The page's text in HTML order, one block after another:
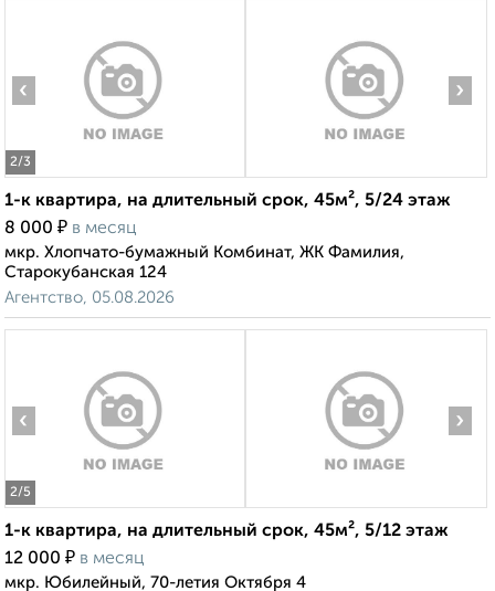
2/3
‹ ›
1-к квартира, на длительный срок, 45м², 5/24 этаж
8 000 ₽ в месяц
мкр. Хлопчато-бумажный Комбинат, ЖК Фамилия,
Старокубанская 124
Агентство, 05.08.2026
2/5
‹ ›
1-к квартира, на длительный срок, 45м², 5/12 этаж
12 000 ₽ в месяц
мкр. Юбилейный, 70-летия Октября 4